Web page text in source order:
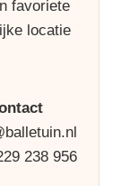
favoriete
locatie
238 956